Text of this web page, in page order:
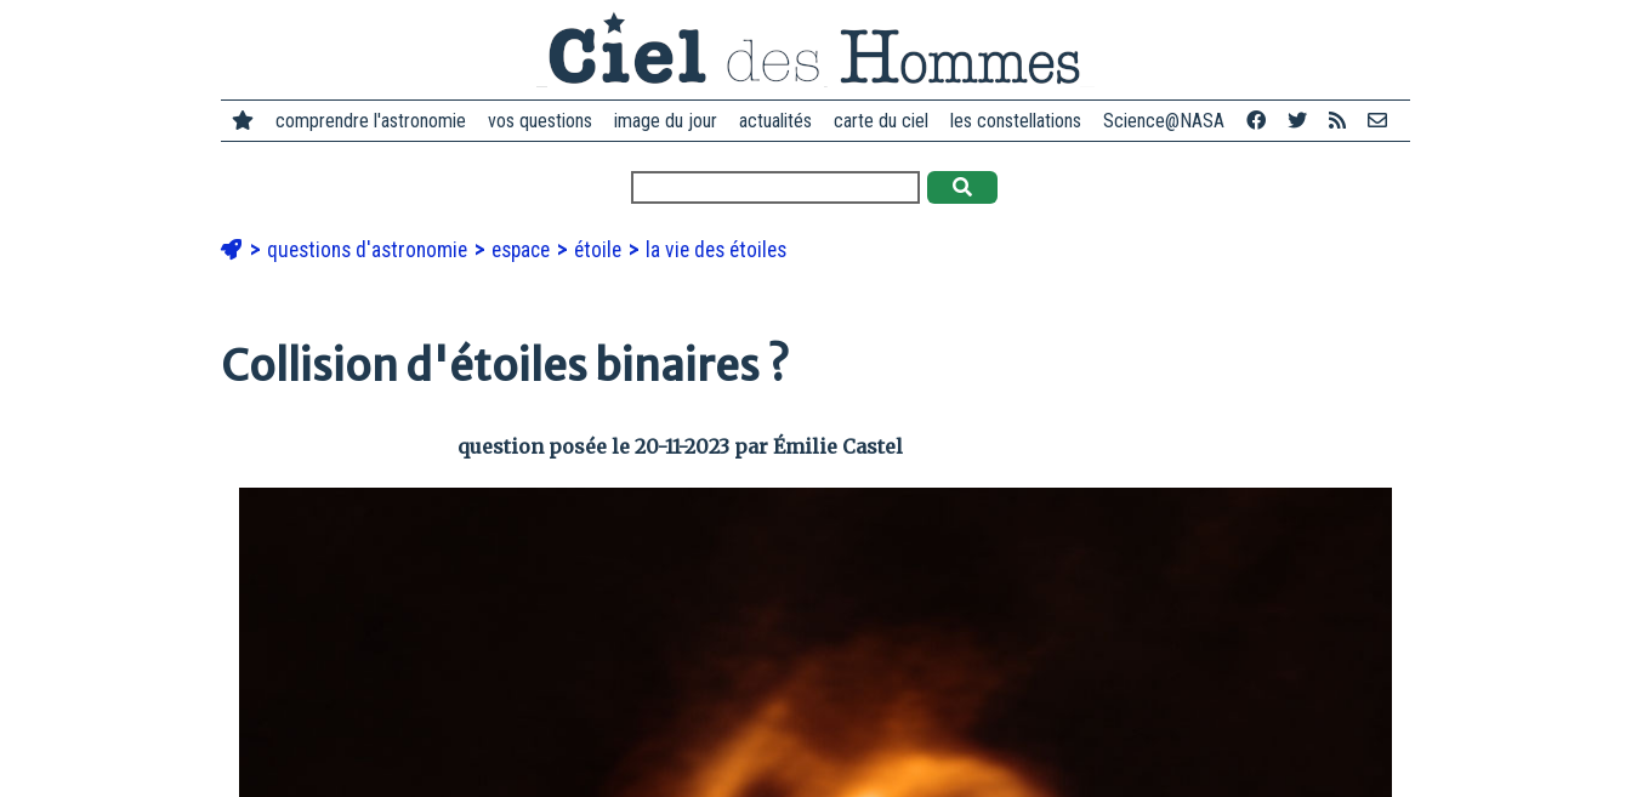
comprendre l'astronomie vos questions image du jour actualités carte du ciel les constellations Science@NASA
questions d'astronomie espace étoile la vie des étoiles
Collision d'étoiles binaires ?
question posée le 20-11-2023 par Émilie Castel